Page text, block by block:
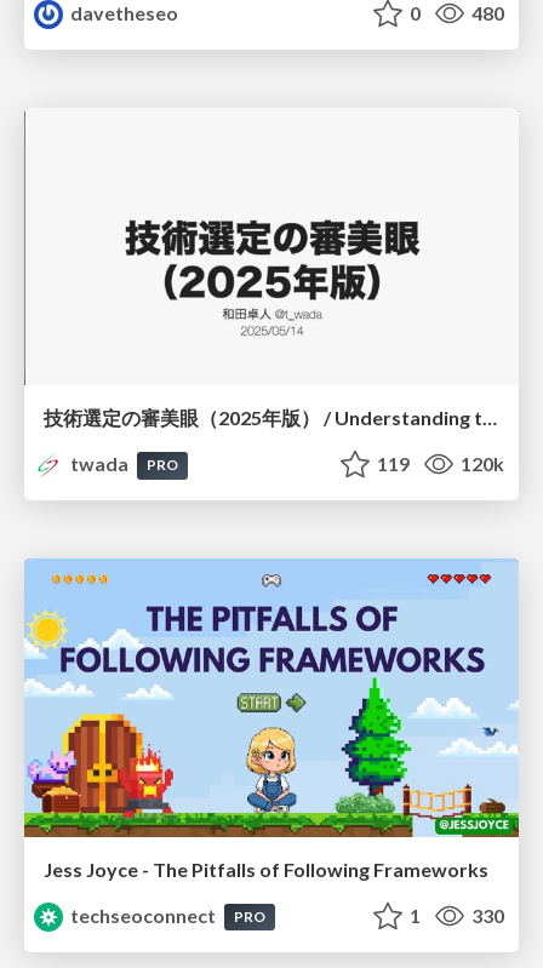
davetheseo
0 480
技術選定の審美眼（2025年版） / Understanding the Spiral of Technologies 2025 edition
twada
PRO 119 120k
Jess Joyce - The Pitfalls of Following Frameworks
techseoconnect
PRO 1 330